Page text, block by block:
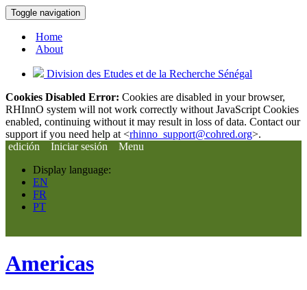
Toggle navigation
Home
About
Division des Etudes et de la Recherche Sénégal
Cookies Disabled Error: Cookies are disabled in your browser,
RHInnO system will not work correctly without JavaScript Cookies
enabled, continuing without it may result in loss of data. Contact our
support if you need help at <rhinno_support@cohred.org>.
edición
Iniciar sesión
Menu
Display language:
EN
FR
PT
Americas